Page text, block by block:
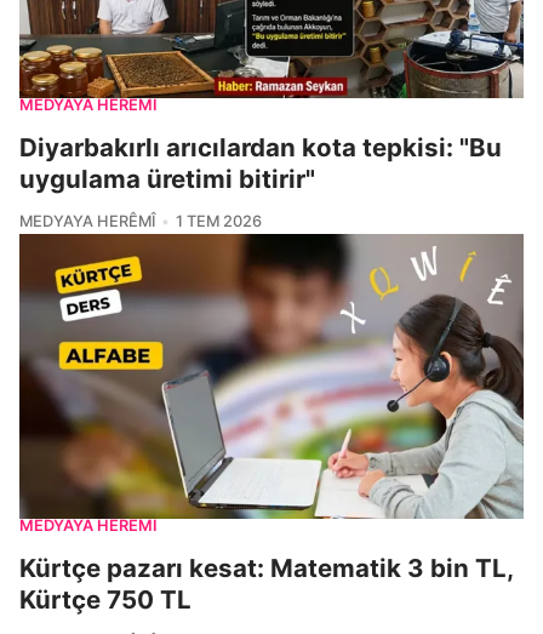
MEDYAYA HERÊMÎ
Diyarbakırlı arıcılardan kota tepkisi: "Bu
uygulama üretimi bitirir"
MEDYAYA HERÊMÎ 1 TEM 2026
MEDYAYA HERÊMÎ
Kürtçe pazarı kesat: Matematik 3 bin TL,
Kürtçe 750 TL